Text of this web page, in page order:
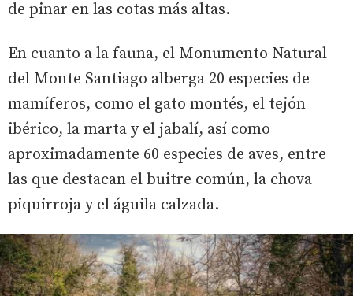
de pinar en las cotas más altas.
En cuanto a la fauna, el Monumento Natural
del Monte Santiago alberga 20 especies de
mamíferos, como el gato montés, el tejón
ibérico, la marta y el jabalí, así como
aproximadamente 60 especies de aves, entre
las que destacan el buitre común, la chova
piquirroja y el águila calzada.